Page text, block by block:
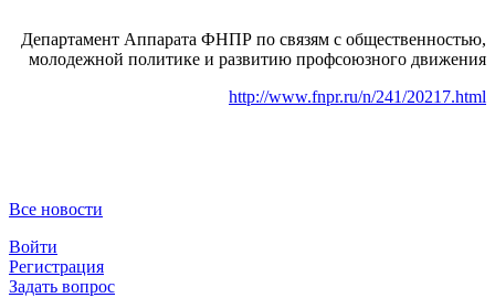
Департамент Аппарата ФНПР по связям с общественностью,
молодежной политике и развитию профсоюзного движения
http://www.fnpr.ru/n/241/20217.html
Все новости
Войти
Регистрация
Задать вопрос